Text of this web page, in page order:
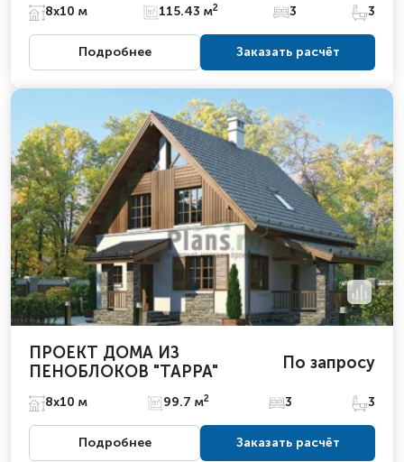
8х10 м 115.43 м2 3 3
Подробнее Заказать расчёт
ПРОЕКТ ДОМА ИЗ
ПЕНОБЛОКОВ "ТАРРА"
По запросу
8х10 м 99.7 м2 3 3
Подробнее Заказать расчёт